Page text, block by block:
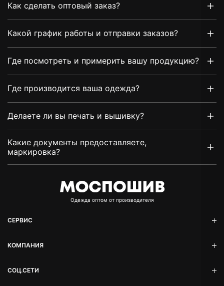
Как сделать оптовый заказ?
Какой график работы и отправки заказов?
Где посмотреть и примерить вашу продукцию?
Где производится ваша одежда?
Делаете ли вы печать и вышивку?
Какие документы предоставляете,
маркировка?
Oдежда оптом от производителя
СЕРВИС
КОМПАНИЯ
СОЦ.СЕТИ